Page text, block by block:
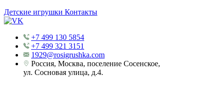
Детские игрушки Контакты
+7 499 130 5854
+7 499 321 3151
1929@rosigrushka.com
Россия, Москва, поселение Сосенское,
ул. Сосновая улица, д.4.